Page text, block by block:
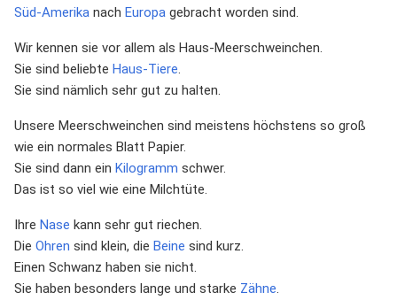
Süd-Amerika nach Europa gebracht worden sind.
Wir kennen sie vor allem als Haus-Meerschweinchen.
Sie sind beliebte Haus-Tiere.
Sie sind nämlich sehr gut zu halten.
Unsere Meerschweinchen sind meistens höchstens so groß
wie ein normales Blatt Papier.
Sie sind dann ein Kilogramm schwer.
Das ist so viel wie eine Milchtüte.
Ihre Nase kann sehr gut riechen.
Die Ohren sind klein, die Beine sind kurz.
Einen Schwanz haben sie nicht.
Sie haben besonders lange und starke Zähne.